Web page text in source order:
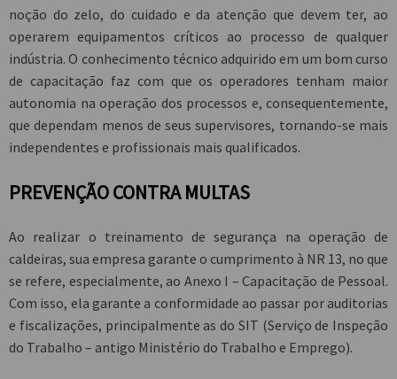
noção do zelo, do cuidado e da atenção que devem ter, ao
operarem equipamentos críticos ao processo de qualquer
indústria. O conhecimento técnico adquirido em um bom curso
de capacitação faz com que os operadores tenham maior
autonomia na operação dos processos e, consequentemente,
que dependam menos de seus supervisores, tornando-se mais
independentes e profissionais mais qualificados.
PREVENÇÃO CONTRA MULTAS
Ao realizar o treinamento de segurança na operação de
caldeiras, sua empresa garante o cumprimento à NR 13, no que
se refere, especialmente, ao Anexo I – Capacitação de Pessoal.
Com isso, ela garante a conformidade ao passar por auditorias
e fiscalizações, principalmente as do SIT (Serviço de Inspeção
do Trabalho – antigo Ministério do Trabalho e Emprego).